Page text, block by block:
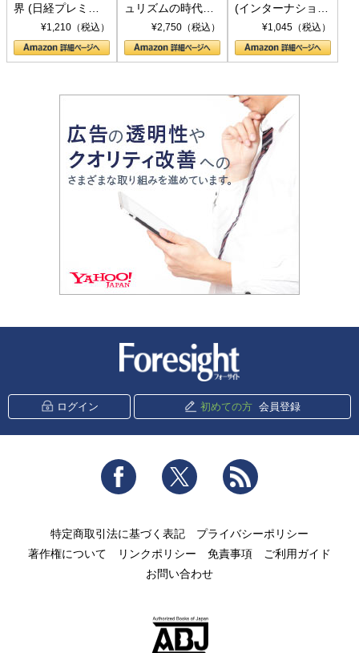
界 (日経プレミア
シリーズ)¥1,210（税込）
ュリズムの時代：
〈ヤヌス〉の二つ
の顔
¥2,750（税込）
(インターナショナ
ル新書)¥1,045（税込）
ログイン 初めての方 会員登録
Facebook Twitter
特定商取引法に基づく表記
プライバシーポリシー
著作権について
リンクポリシー 免責事項
ご利用ガイド
お問い合わせ